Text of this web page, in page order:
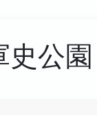
史公園